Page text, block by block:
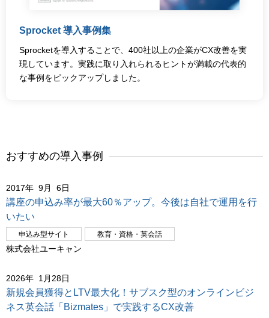
Sprocket 導入事例集
Sprocketを導入することで、400社以上の企業がCX改善を実
現しています。実践に取り入れられるヒントが満載の代表的
な事例をピックアップしました。
おすすめの導入事例
2017年 9月 6日
講座の申込み率が最大60％アップ。今後は自社で運用を行
いたい
申込み型サイト 教育・資格・英会話
株式会社ユーキャン
2026年 1月28日
新規会員獲得とLTV最大化！サブスク型のオンラインビジ
ネス英会話「Bizmates」で実践するCX改善